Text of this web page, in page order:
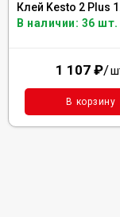
Клей Kesto 2 Plus
В наличии: 36 шт.
1 107 ₽/
В корзину